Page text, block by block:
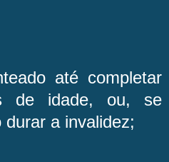
até completar
de idade, ou, se
a invalidez;